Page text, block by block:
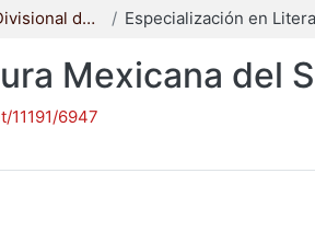
Coordinación Divisional de Posgrado
Mexicana del
11191/6947